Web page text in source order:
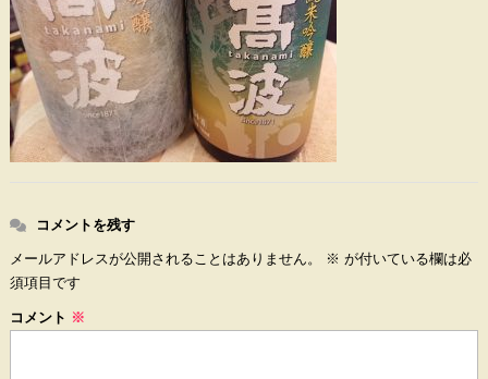
コメントを残す
メールアドレスが公開されることはありません。 ※ が付いている欄は必
須項目です
コメント ※